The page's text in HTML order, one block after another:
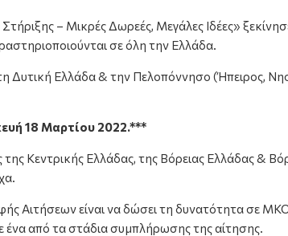
– Μικρές Δωρεές, Μεγάλες Ιδέες»
σε όλη την Ελλάδα.
Δυτική Ελλάδα & την Πελοπόννησο (Ήπειρος,
18 Μαρτίου 2022.***
Κεντρικής Ελλάδας, της Βόρειας Ελλάδας &
Αιτήσεων είναι να δώσει τη δυνατότητα σε
ένα από τα στάδια συμπλήρωσης της αίτησης.